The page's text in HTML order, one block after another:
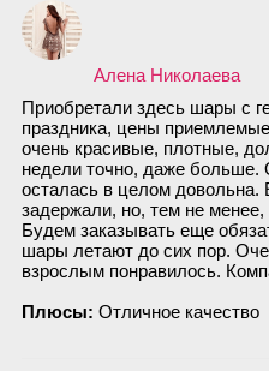
Алена Николаева
Приобретали здесь шары с
праздника, цены
очень красивые, плотные,
недели точно, даже больше.
осталась в целом довольна.
задержали, но, тем не
Будем заказывать еще
шары летают до сих пор.
взрослым понравилось.
Плюсы: Отличное качество